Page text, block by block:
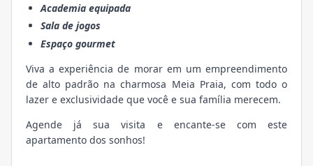
Academia equipada
Sala de jogos
Espaço gourmet
Viva a experiência de morar em um empreendimento
de alto padrão na charmosa Meia Praia, com todo o
lazer e exclusividade que você e sua família merecem.
Agende já sua visita e encante-se com este
apartamento dos sonhos!